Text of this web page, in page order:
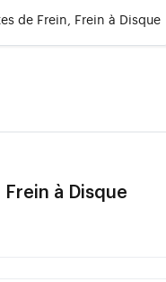
de Frein, Frein à Disque
à Disque